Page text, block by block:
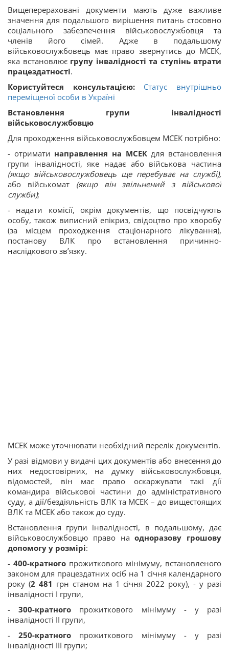
Вищеперераховані документи мають дуже важливе
значення для подальшого вирішення питань стосовно
соціального забезпечення військовослужбовця та
членів його сімей. Адже в подальшому
військовослужбовець має право звернутись до МСЕК,
яка встановлює групу інвалідності та ступінь втрати
працездатності.
Користуйтеся консультацією: Статус внутрішньо
переміщеної особи в Україні
Встановлення групи інвалідності
військовослужбовцю
Для проходження військовослужбовцем МСЕК потрібно:
- отримати направлення на МСЕКдля встановлення
групи інвалідності, яке надає або військова частина
(якщо військовослужбовець ще перебуває на службі),
або військомат (якщо він звільнений з військової
служби);
- надати комісії, окрім документів, що посвідчують
особу, також виписний епікриз, свідоцтво про хворобу
(за місцем проходження стаціонарного лікування),
постанову ВЛК про встановлення причинно-
наслідкового зв’язку.
МСЕК може уточнювати необхідний перелік документів.
У разі відмови у видачі цих документів або внесення до
них недостовірних, на думку військовослужбовця,
відомостей, він має право оскаржувати такі дії
командира військової частини до адміністративного
суду, а дії/бездіяльність ВЛК та МСЕК – до вищестоящих
ВЛК та МСЕК або також до суду.
Встановлення групи інвалідності, в подальшому, дає
військовослужбовцю право наодноразову грошову
допомогу у розмірі:
- 400-кратного прожиткового мінімуму, встановленого
законом для працездатних осіб на 1 січня календарного
року (2 481 грн станом на 1 січня 2022 року), - у разі
інвалідності I групи,
-300-кратного прожиткового мінімуму - у разі
інвалідності ІІ групи,
-250-кратного прожиткового мінімуму - у разі
інвалідності ІІІ групи;